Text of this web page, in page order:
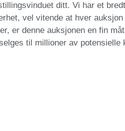
ditt. Vi har et
vel vitende at hver
er denne auksjonen en fin
til millioner av potensielle